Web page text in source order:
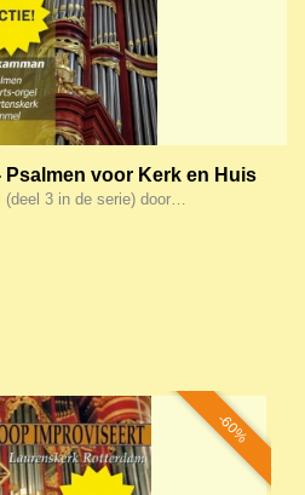
Psalmen voor Kerk en Huis
(deel 3 in de serie) door…
-60%